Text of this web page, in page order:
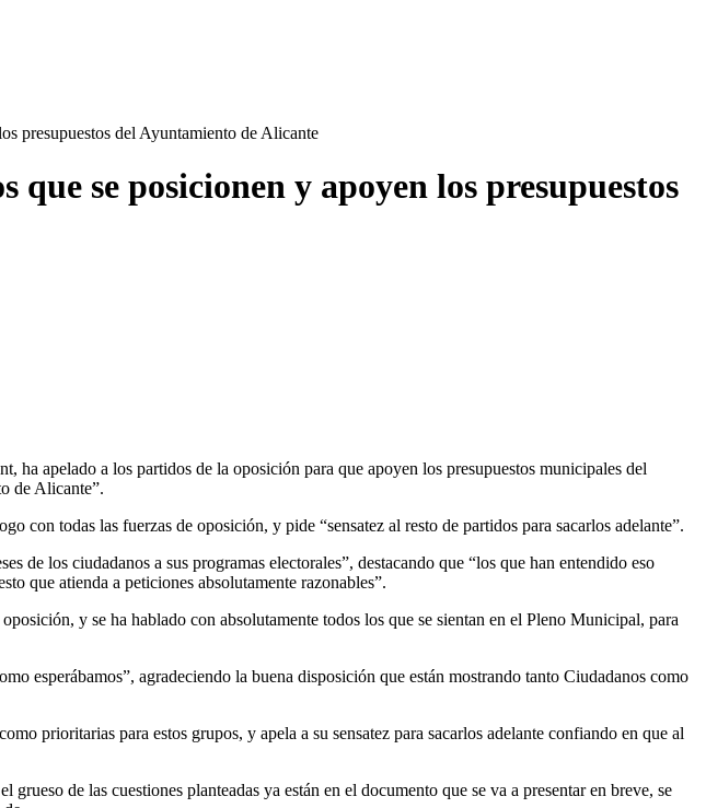
presupuestos del Ayuntamiento de Alicante
se posicionen y apoyen los presupuestos
apelado a los partidos de la oposición para que apoyen los presupuestos municipales del
de Alicante”.
con todas las fuerzas de oposición, y pide “sensatez al resto de partidos para sacarlos adelante”.
de los ciudadanos a sus programas electorales”, destacando que “los que han entendido eso
que atienda a peticiones absolutamente razonables”.
y se ha hablado con absolutamente todos los que se sientan en el Pleno Municipal, para
esperábamos”, agradeciendo la buena disposición que están mostrando tanto Ciudadanos como
prioritarias para estos grupos, y apela a su sensatez para sacarlos adelante confiando en que al
de las cuestiones planteadas ya están en el documento que se va a presentar en breve, se